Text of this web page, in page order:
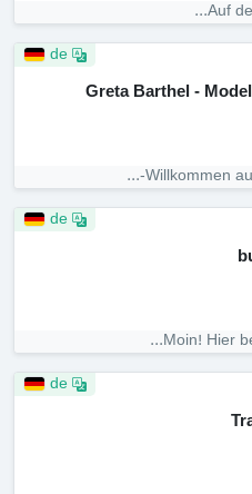
Auf
Greta Barthel -
Willkommen
Moin! Hier